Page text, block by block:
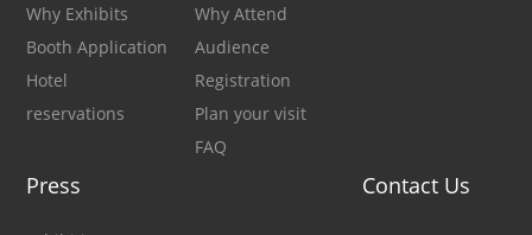
Why Exhibits
Booth Application
Hotel
reservations
Why Attend
Audience
Registration
Plan your visit
FAQ
Press Contact Us